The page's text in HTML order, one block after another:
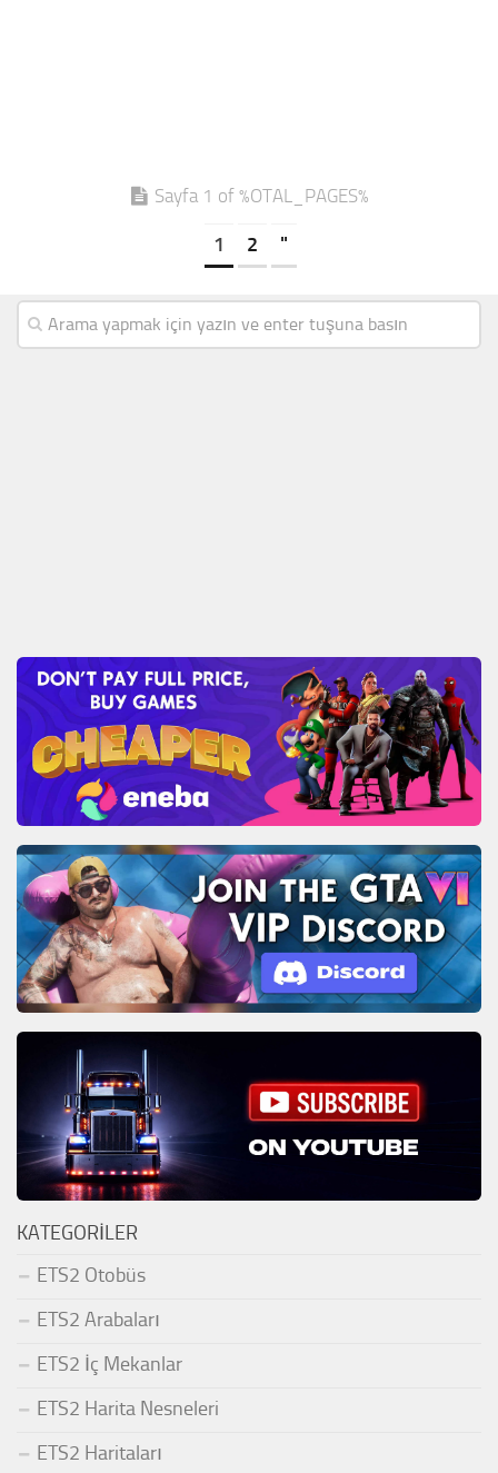
Sayfa 1 of %OTAL_PAGES%
1 2 "
KATEGORILER
ETS2 Otobüs
ETS2 Arabaları
ETS2 İç Mekanlar
ETS2 Harita Nesneleri
ETS2 Haritaları